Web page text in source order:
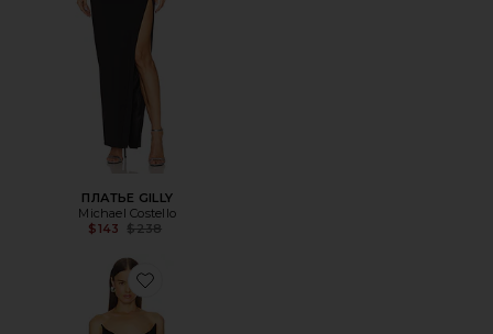
ПЛАТЬЕ GILLY
Michael Costello
$143
Previous price:
$238
Favorite ПЛАТЬЕ GIADA